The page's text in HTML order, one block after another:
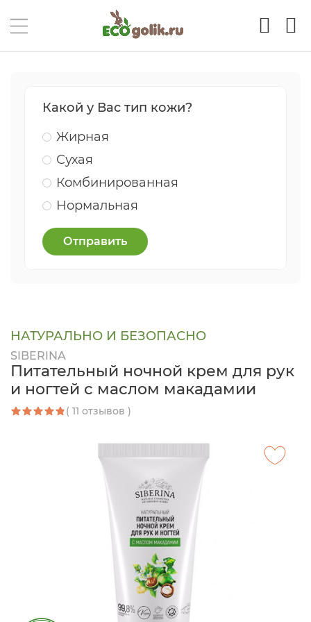
Какой у Вас тип кожи?
Жирная
Сухая
Комбинированная
Нормальная
Отправить
НАТУРАЛЬНО И БЕЗОПАСНО
SIBERINA
Питательный ночной крем для рук
и ногтей с маслом макадамии
( 11 отзывов )